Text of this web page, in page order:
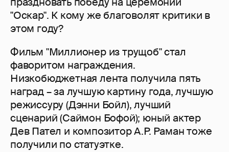
"Оскар". К кому же благоволят критики в
этом году?
Фильм "Миллионер из трущоб" стал
фаворитом награждения.
Низкобюджетная лента получила пять
наград – за лучшую картину года, лучшую
режиссуру (Дэнни Бойл), лучший
сценарий (Саймон Бофой); юный актер
Дев Пател и композитор А.Р. Раман тоже
получили по статуэтке.